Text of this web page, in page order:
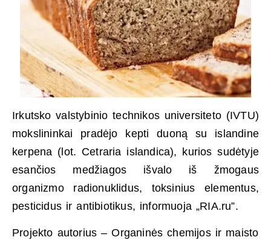
Irkutsko valstybinio technikos universiteto (IVTU)
mokslininkai pradėjo kepti duoną su islandine
kerpena (lot. Cetraria islandica), kurios sudėtyje
esančios medžiagos išvalo iš žmogaus
organizmo radionuklidus, toksinius elementus,
pesticidus ir antibiotikus, informuoja „RIA.ru”.
Projekto autorius – Organinės chemijos ir maisto